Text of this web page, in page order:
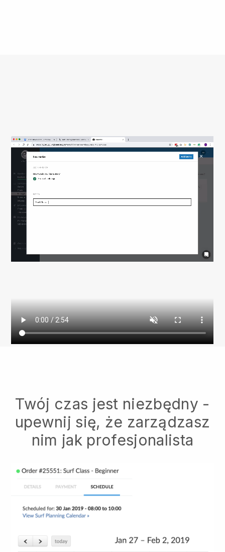
Twój czas jest niezbędny -
upewnij się, że zarządzasz
nim jak profesjonalista